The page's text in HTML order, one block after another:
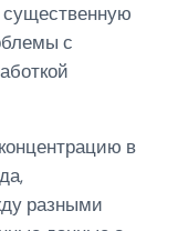
существенную
с
в
разными